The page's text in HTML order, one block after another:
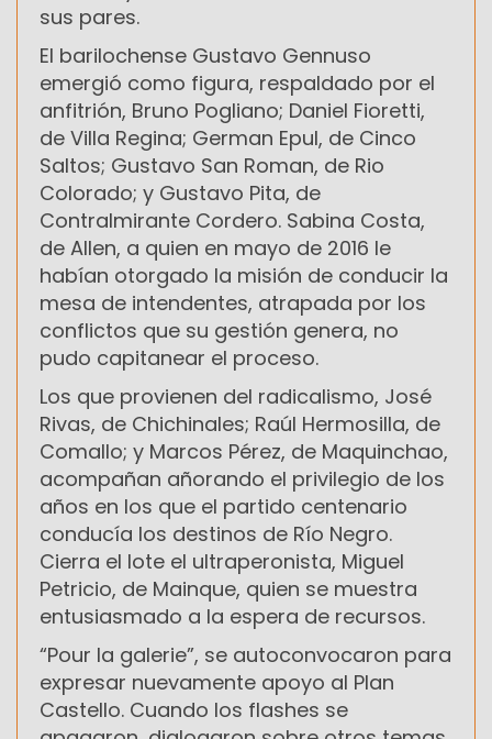
sus pares.
El barilochense Gustavo Gennuso
emergió como figura, respaldado por el
anfitrión, Bruno Pogliano; Daniel Fioretti,
de Villa Regina; German Epul, de Cinco
Saltos; Gustavo San Roman, de Rio
Colorado; y Gustavo Pita, de
Contralmirante Cordero. Sabina Costa,
de Allen, a quien en mayo de 2016 le
habían otorgado la misión de conducir la
mesa de intendentes, atrapada por los
conflictos que su gestión genera, no
pudo capitanear el proceso.
Los que provienen del radicalismo, José
Rivas, de Chichinales; Raúl Hermosilla, de
Comallo; y Marcos Pérez, de Maquinchao,
acompañan añorando el privilegio de los
años en los que el partido centenario
conducía los destinos de Río Negro.
Cierra el lote el ultraperonista, Miguel
Petricio, de Mainque, quien se muestra
entusiasmado a la espera de recursos.
“Pour la galerie”, se autoconvocaron para
expresar nuevamente apoyo al Plan
Castello. Cuando los flashes se